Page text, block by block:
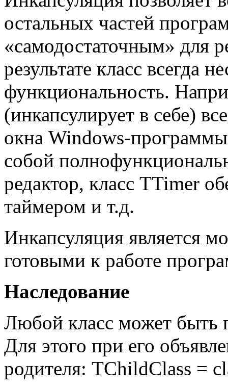
остальных частей
«самодостаточным» для
результате класс всегда
функциональность.
(инкапсулирует в себе)
окна Windows-
собой
редактор, класс TTimer
таймером и т.д.
Инкапсуляция является
готовыми к работе
Наследование
Любой класс может быть
Для этого при его
родителя: TChildClass =